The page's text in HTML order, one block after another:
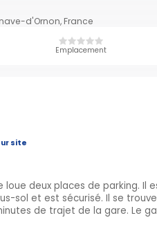
d'Ornon, France
Emplacement
site
deux places de parking. Il
sol et est sécurisé. Il se
de trajet de la gare. Le